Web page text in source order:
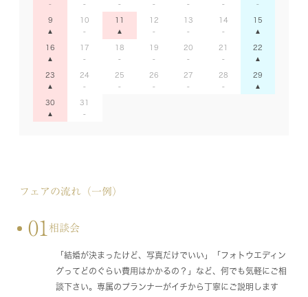
9 10 11 12 13 14 15
16 17 18 19 20 21 22
23 24 25 26 27 28 29
30 31
フェアの流れ（一例）
01 相談会
「結婚が決まったけど、写真だけでいい」「フォトウエディン
グってどのぐらい費用はかかるの？」など、何でも気軽にご相
談下さい。専属のプランナーがイチから丁寧にご説明します